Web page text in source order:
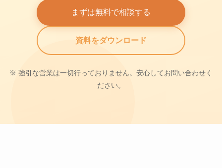
まずは無料で相談する
資料をダウンロード
※ 強引な営業は一切行っておりません。安心してお問い合わせく
ださい。